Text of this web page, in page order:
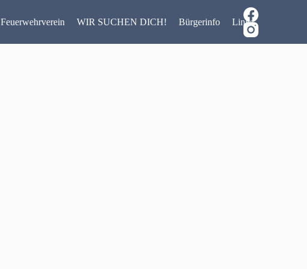
Feuerwehrverein WIR SUCHEN DICH! Bürgerinfo Links